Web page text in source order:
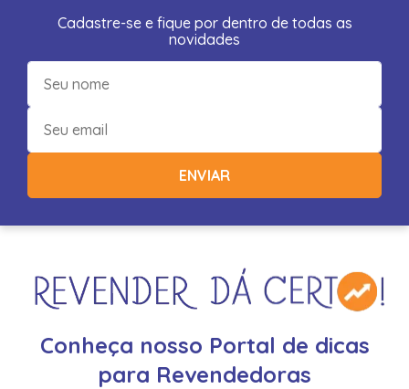
Cadastre-se e fique por dentro de todas as
novidades
ENVIAR
Conheça nosso Portal de dicas
para Revendedoras